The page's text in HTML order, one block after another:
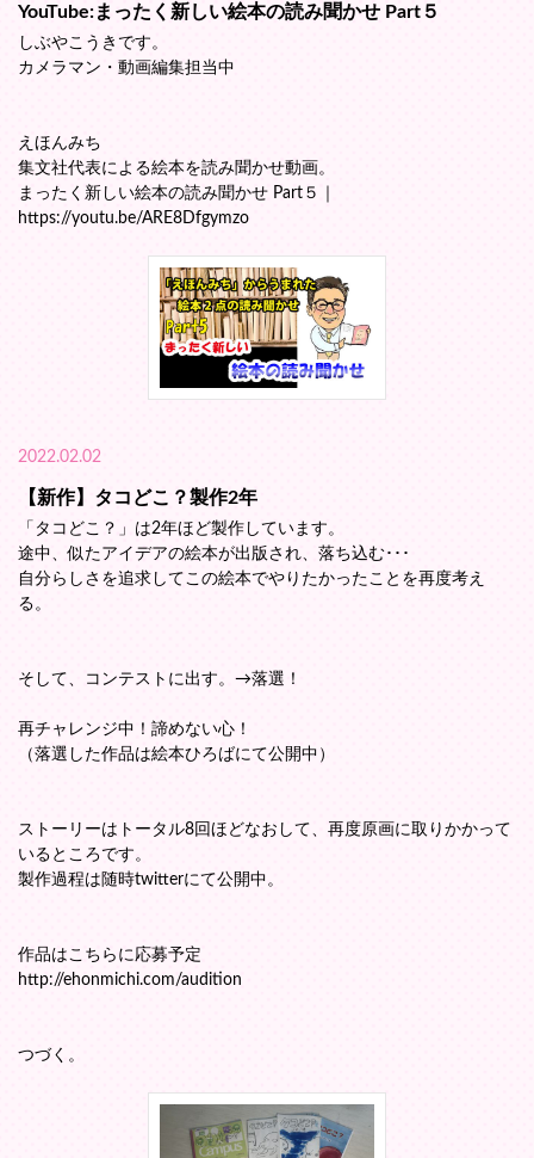
YouTube:まったく新しい絵本の読み聞かせ Part５
しぶやこうきです。
カメラマン・動画編集担当中
えほんみち
集文社代表による絵本を読み聞かせ動画。
まったく新しい絵本の読み聞かせ Part５｜
https://youtu.be/ARE8Dfgymzo
2022.02.02
【新作】タコどこ？製作2年
「タコどこ？」は2年ほど製作しています。
途中、似たアイデアの絵本が出版され、落ち込む･･･
自分らしさを追求してこの絵本でやりたかったことを再度考え
る。
そして、コンテストに出す。→落選！
再チャレンジ中！諦めない心！
（落選した作品は絵本ひろばにて公開中）
ストーリーはトータル8回ほどなおして、再度原画に取りかかって
いるところです。
製作過程は随時twitterにて公開中。
作品はこちらに応募予定
http://ehonmichi.com/audition
つづく。